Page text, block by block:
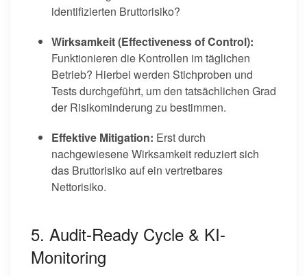
identifizierten Bruttorisiko?
Wirksamkeit (Effectiveness of Control):
Funktionieren die Kontrollen im täglichen
Betrieb? Hierbei werden Stichproben und
Tests durchgeführt, um den tatsächlichen Grad
der Risikominderung zu bestimmen.
Effektive Mitigation: Erst durch
nachgewiesene Wirksamkeit reduziert sich
das Bruttorisiko auf ein vertretbares
Nettorisiko.
5. Audit-Ready Cycle & KI-
Monitoring